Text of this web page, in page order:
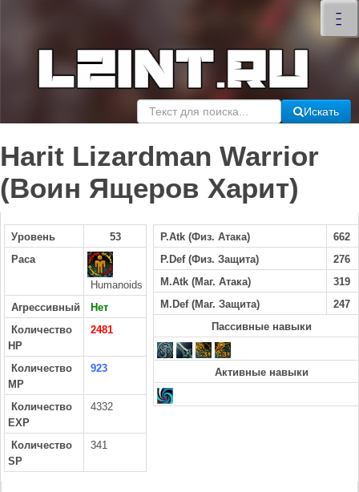
–
–
–
×
Искать
Harit Lizardman Warrior
(Воин Ящеров Харит)
Уровень
53
Раса
Humanoids
Агрессивный
Нет
Количество
HP
2481
Количество
MP
923
Количество
EXP
4332
Количество
SP
341
P.Atk (Физ. Атака)
662
P.Def (Физ. Защита)
276
M.Atk (Маг. Атака)
319
M.Def (Маг. Защита)
247
Пассивные навыки
Активные навыки